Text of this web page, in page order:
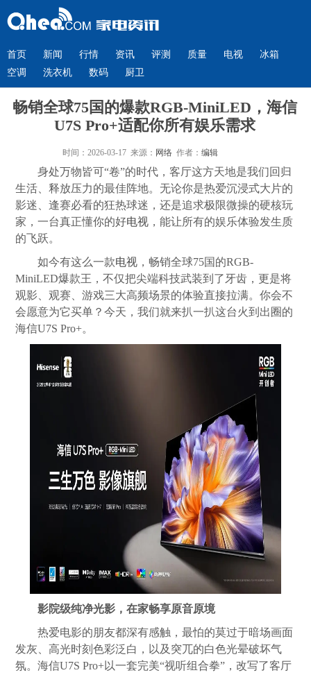
首页 新闻 行情 资讯 评测 质量 电视
冰箱
空调
洗衣机 数码 厨卫
畅销全球75国的爆款RGB-MiniLED，海信
U7S Pro+适配你所有娱乐需求
时间：2026-03-17 来源： 网络作者： 编辑
身处万物皆可“卷”的时代，客厅这方天地是我们回归
生活、释放压力的最佳阵地。无论你是热爱沉浸式大片的
影迷、逢赛必看的狂热球迷，还是追求极限微操的硬核玩
家，一台真正懂你的好电视 ，能让所有的娱乐体验发生质
的飞跃。
如今有这么一款电视 ，畅销全球75国的RGB-
MiniLED爆款王，不仅把尖端科技武装到了牙齿，更是将
观影、观赛、游戏三大高频场景的体验直接拉满。你会不
会愿意为它买单？今天，我们就来扒一扒这台火到出圈的
海信U7S Pro+。
影院级纯净光影，在家畅享原音原境
热爱电影的朋友都深有感触，最怕的莫过于暗场画面
发灰、高光时刻色彩泛白，以及突兀的白色光晕破坏气
氛。海信U7S Pro+以一套完美“视听组合拳”，改写了客厅